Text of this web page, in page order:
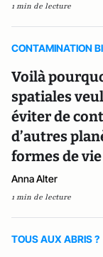
1 min de lecture
CONTAMINATION
Voilà
spatiales
éviter de
d’autres
formes de
Anna Alter
1 min de lecture
TOUS AUX ABRIS ?